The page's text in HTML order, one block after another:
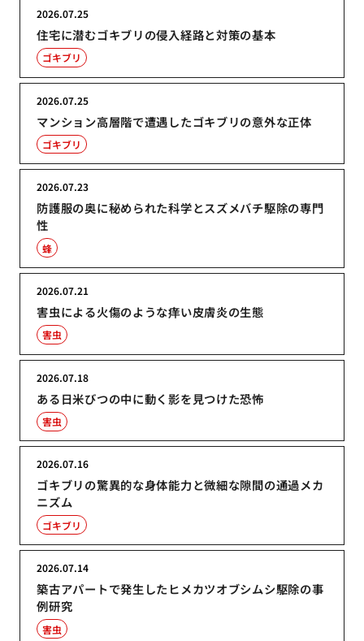
住宅に潜むゴキブリの侵入経路と対策の基本
2026.07.25
ゴキブリ
マンション高層階で遭遇したゴキブリの意外な正体
2026.07.25
ゴキブリ
防護服の奥に秘められた科学とスズメバチ駆除の専門
性
2026.07.23
蜂
害虫による火傷のような痒い皮膚炎の生態
2026.07.21
害虫
ある日米びつの中に動く影を見つけた恐怖
2026.07.18
害虫
ゴキブリの驚異的な身体能力と微細な隙間の通過メカ
ニズム
2026.07.16
ゴキブリ
築古アパートで発生したヒメカツオブシムシ駆除の事
例研究
2026.07.14
害虫